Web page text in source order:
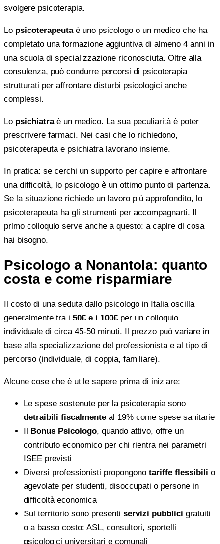
svolgere psicoterapia.
Lo psicoterapeutaè uno psicologo o un medico che ha
completato una formazione aggiuntiva di almeno 4 anni in
una scuola di specializzazione riconosciuta. Oltre alla
consulenza, può condurre percorsi di psicoterapia
strutturati per affrontare disturbi psicologici anche
complessi.
Lo psichiatraè un medico. La sua peculiarità è poter
prescrivere farmaci. Nei casi che lo richiedono,
psicoterapeuta e psichiatra lavorano insieme.
In pratica: se cerchi un supporto per capire e affrontare
una difficoltà, lo psicologo è un ottimo punto di partenza.
Se la situazione richiede un lavoro più approfondito, lo
psicoterapeuta ha gli strumenti per accompagnarti. Il
primo colloquio serve anche a questo: a capire di cosa
hai bisogno.
Psicologo a Nonantola: quanto
costa e come risparmiare
Il costo di una seduta dallo psicologo in Italia oscilla
generalmente tra i 50€ e i 100€ per un colloquio
individuale di circa 45-50 minuti. Il prezzo può variare in
base alla specializzazione del professionista e al tipo di
percorso (individuale, di coppia, familiare).
Alcune cose che è utile sapere prima di iniziare:
Le spese sostenute per la psicoterapia sono
detraibili fiscalmente al 19% come spese sanitarie
Il Bonus Psicologo, quando attivo, offre un
contributo economico per chi rientra nei parametri
ISEE previsti
Diversi professionisti propongono tariffe flessibili o
agevolate per studenti, disoccupati o persone in
difficoltà economica
Sul territorio sono presenti servizi pubblici gratuiti
o a basso costo: ASL, consultori, sportelli
psicologici universitari e comunali